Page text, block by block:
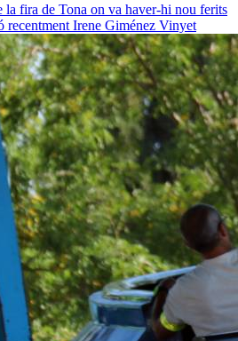
la fira de Tona on va haver-hi nou ferits
recentment Irene Giménez Vinyet